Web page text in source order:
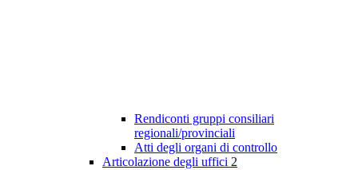
Rendiconti gruppi consiliari
regionali/provinciali
Atti degli organi di controllo
Articolazione degli uffici 2